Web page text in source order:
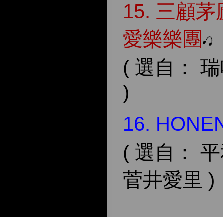
15. 三顧
愛樂樂團
( 選自：
)
16.
( 選自：
菅井愛里 )